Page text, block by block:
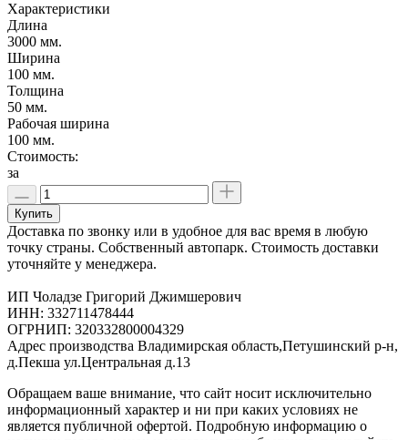
Характеристики
Длина
3000 мм.
Ширина
100 мм.
Толщина
50 мм.
Рабочая ширина
100 мм.
Стоимость:
за
Купить
Доставка по звонку или в удобное для вас время в любую
точку страны. Собственный автопарк. Стоимость доставки
уточняйте у менеджера.
ИП Чоладзе Григорий Джимшерович
ИНН: 332711478444
ОГРНИП: 320332800004329
Адрес производства Владимирская область,Петушинский р-н,
д.Пекша ул.Центральная д.13
Обращаем ваше внимание, что сайт носит исключительно
информационный характер и ни при каких условиях не
является публичной офертой. Подробную информацию о